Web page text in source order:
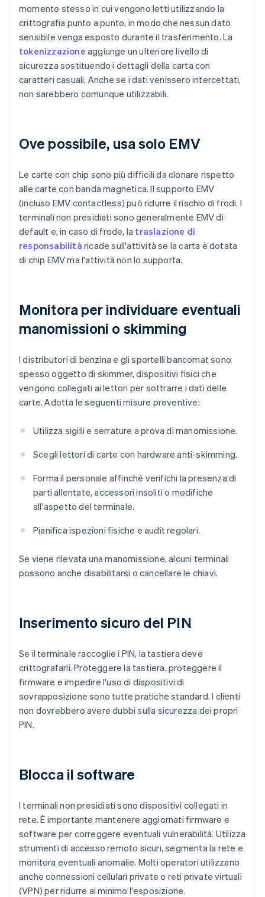
momento stesso in cui vengono letti utilizzando la
crittografia punto a punto, in modo che nessun dato
sensibile venga esposto durante il trasferimento. La
tokenizzazione aggiunge un ulteriore livello di
sicurezza sostituendo i dettagli della carta con
caratteri casuali. Anche se i dati venissero intercettati,
non sarebbero comunque utilizzabili.
Ove possibile, usa solo EMV
Le carte con chip sono più difficili da clonare rispetto
alle carte con banda magnetica. Il supporto EMV
(incluso EMV contactless) può ridurre il rischio di frodi. I
terminali non presidiati sono generalmente EMV di
default e, in caso di frode, la traslazione di
responsabilità ricade sull'attività se la carta è dotata
di chip EMV ma l'attività non lo supporta.
Monitora per individuare eventuali
manomissioni o skimming
I distributori di benzina e gli sportelli bancomat sono
spesso oggetto di skimmer, dispositivi fisici che
vengono collegati ai lettori per sottrarre i dati delle
carte. Adotta le seguenti misure preventive:
Utilizza sigilli e serrature a prova di manomissione.
Scegli lettori di carte con hardware anti-skimming.
Forma il personale affinché verifichi la presenza di
parti allentate, accessori insoliti o modifiche
all'aspetto del terminale.
Pianifica ispezioni fisiche e audit regolari.
Se viene rilevata una manomissione, alcuni terminali
possono anche disabilitarsi o cancellare le chiavi.
Inserimento sicuro del PIN
Se il terminale raccoglie i PIN, la tastiera deve
crittografarli. Proteggere la tastiera, proteggere il
firmware e impedire l'uso di dispositivi di
sovrapposizione sono tutte pratiche standard. I clienti
non dovrebbero avere dubbi sulla sicurezza dei propri
PIN.
Blocca il software
I terminali non presidiati sono dispositivi collegati in
rete. È importante mantenere aggiornati firmware e
software per correggere eventuali vulnerabilità. Utilizza
strumenti di accesso remoto sicuri, segmenta la rete e
monitora eventuali anomalie. Molti operatori utilizzano
anche connessioni cellulari private o reti private virtuali
(VPN) per ridurre al minimo l'esposizione.